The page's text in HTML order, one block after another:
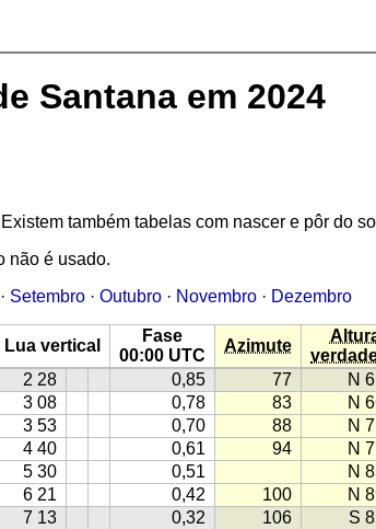
Santana em 2024
Existem também tabelas com nascer e pôr do
não é usado.
· Setembro · Outubro · Novembro · Dezembro
Lua vertical
Fase
00:00 UTC
Azimute
2 28 0,85 77 N
3 08 0,78 83 N
3 53 0,70 88 N
4 40 0,61 94 N
5 30 0,51 N
6 21 0,42 100 N
7 13 0,32 106 S